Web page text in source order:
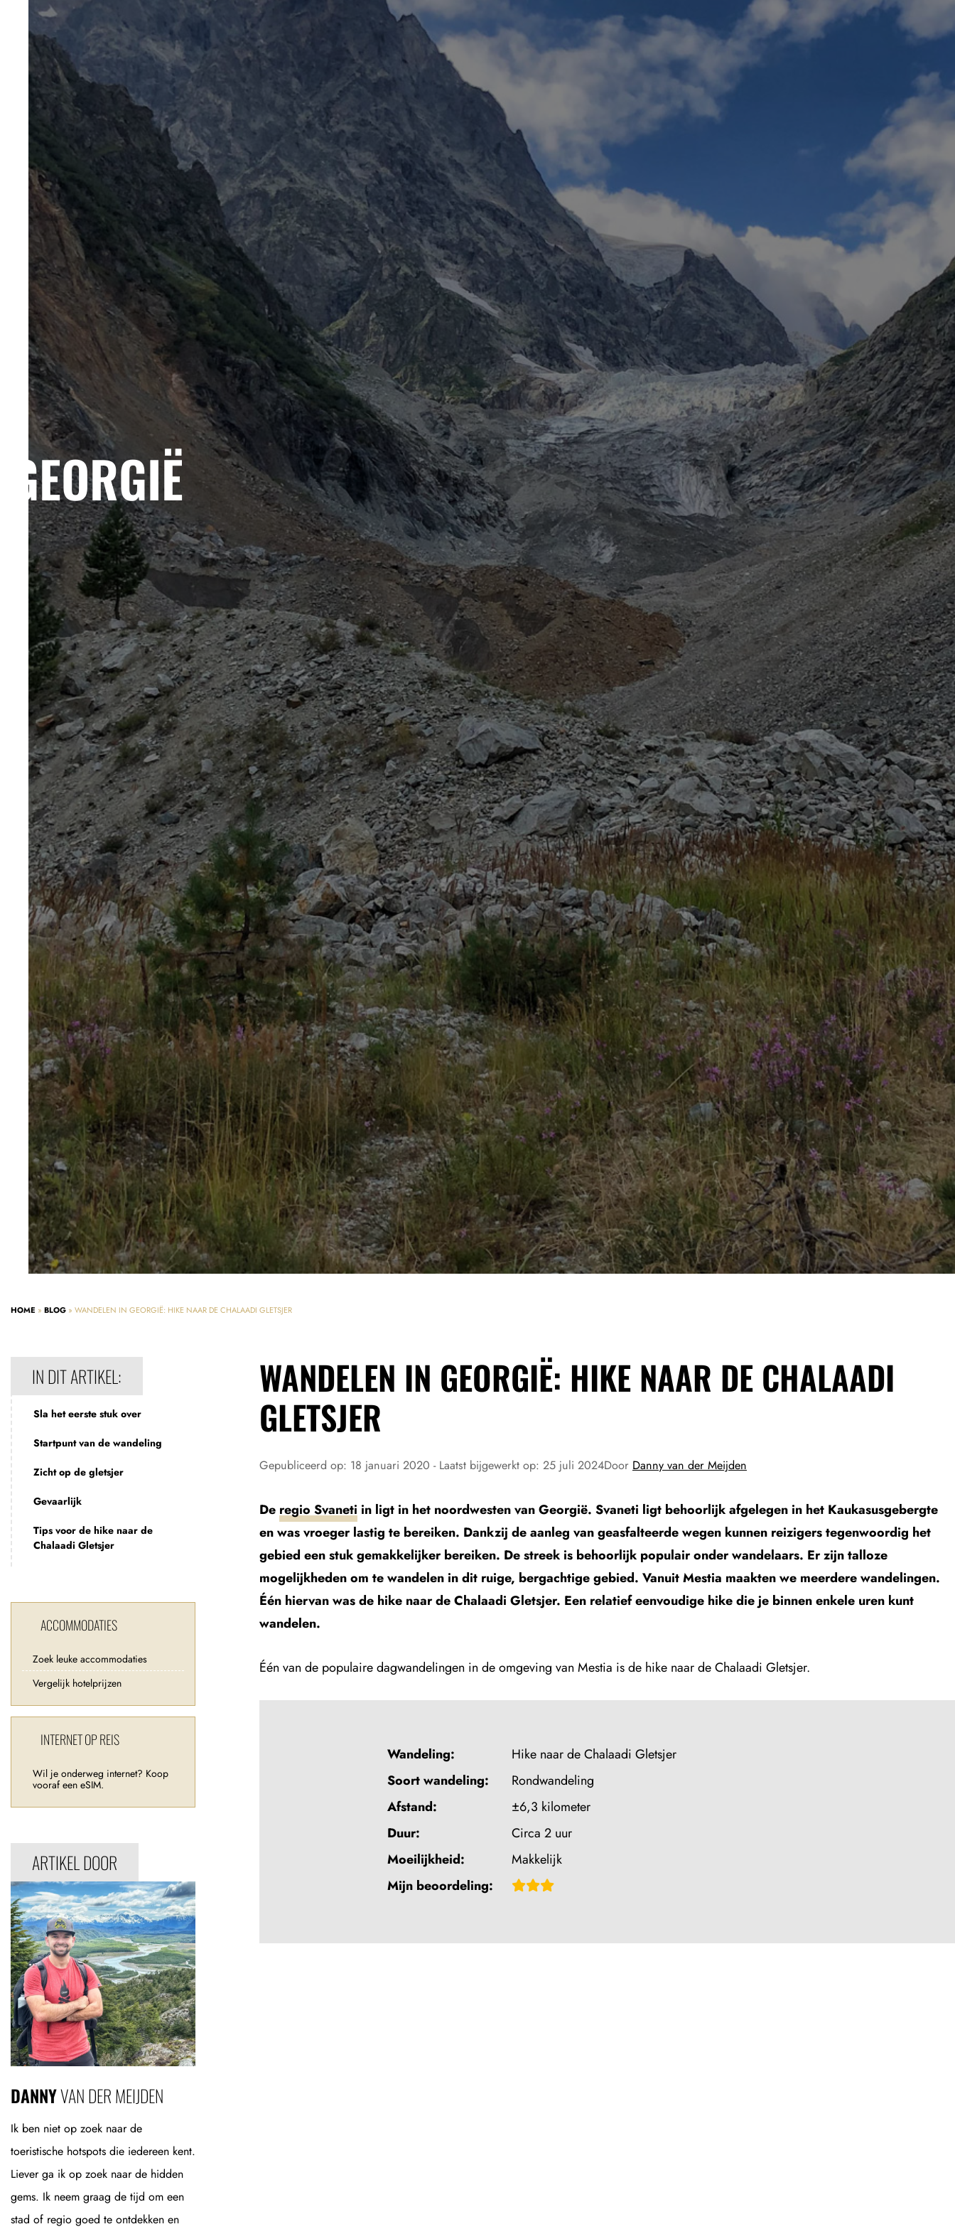
GEORGIË
HOME » BLOG » WANDELEN IN GEORGIË: HIKE NAAR DE CHALAADI GLETSJER
WANDELEN IN GEORGIË: HIKE NAAR DE CHALAADI
GLETSJER
Gepubliceerd op: 18 januari 2020 - Laatst bijgewerkt op: 25 juli 2024Door Danny van der Meijden
De regio Svaneti in ligt in het noordwesten van Georgië. Svaneti ligt behoorlijk afgelegen in het Kaukasusgebergte
en was vroeger lastig te bereiken. Dankzij de aanleg van geasfalteerde wegen kunnen reizigers tegenwoordig het
gebied een stuk gemakkelijker bereiken. De streek is behoorlijk populair onder wandelaars. Er zijn talloze
mogelijkheden om te wandelen in dit ruige, bergachtige gebied. Vanuit Mestia maakten we meerdere wandelingen.
Één hiervan was de hike naar de Chalaadi Gletsjer. Een relatief eenvoudige hike die je binnen enkele uren kunt
wandelen.
Één van de populaire dagwandelingen in de omgeving van Mestia is de hike naar de Chalaadi Gletsjer.
Wandeling:
Hike naar de Chalaadi Gletsjer
Soort wandeling:
Rondwandeling
Afstand:
±6,3 kilometer
Duur:
Circa 2 uur
Moeilijkheid:
Makkelijk
Mijn beoordeling:
Beoordeling:
IN DIT ARTIKEL:
Sla het eerste stuk over
Startpunt van de wandeling
Zicht op de gletsjer
Gevaarlijk
Tips voor de hike naar de
Chalaadi Gletsjer
ACCOMMODATIES
Zoek leuke accommodaties
Vergelijk hotelprijzen
INTERNET OP REIS
Wil je onderweg internet? Koop
vooraf een eSIM.
ARTIKEL DOOR
DANNYVAN DER MEIJDEN
Ik ben niet op zoek naar de
toeristische hotspots die iedereen kent.
Liever ga ik op zoek naar de hidden
gems. Ik neem graag de tijd om een
stad of regio goed te ontdekken en